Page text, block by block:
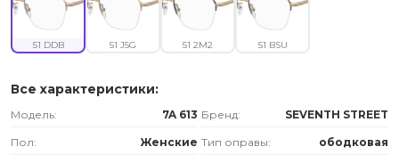
51 DDB 51 J5G 51 2M2 51 BSU
Все характеристики:
Модель: 7A 613 Бренд: SEVENTH STREET
Пол: Женские Тип оправы: ободковая